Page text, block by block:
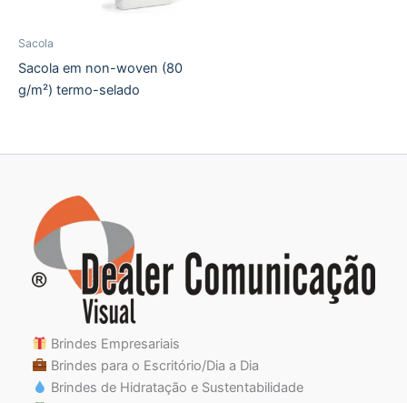
Sacola
Sacola em non-woven (80
g/m²) termo-selado
Brindes Empresariais
Brindes para o Escritório/Dia a Dia
Brindes de Hidratação e Sustentabilidade